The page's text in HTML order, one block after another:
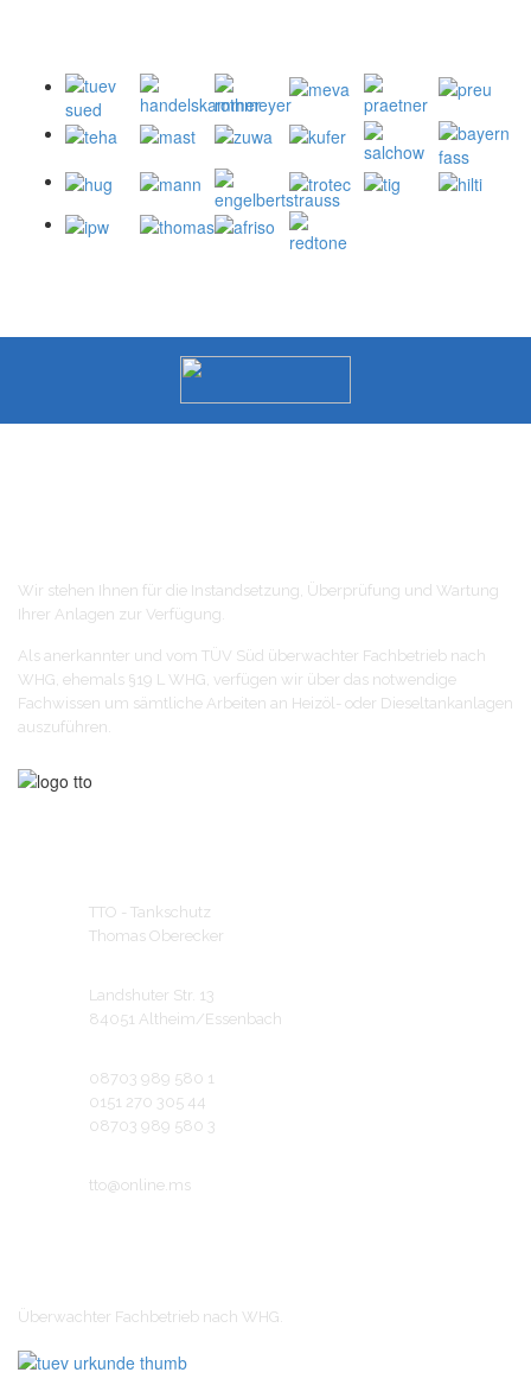
Wir stehen Ihnen für die Instandsetzung, Überprüfung und Wartung
Ihrer Anlagen zur Verfügung.
Als anerkannter und vom TÜV Süd überwachter Fachbetrieb nach
WHG, ehemals §19 L WHG, verfügen wir über das notwendige
Fachwissen um sämtliche Arbeiten an Heizöl- oder Dieseltankanlagen
auszuführen.
TTO - Tankschutz
Thomas Oberecker
Landshuter Str. 13
84051 Altheim/Essenbach
08703 989 580 1
0151 270 305 44
08703 989 580 3
tto@online.ms
Überwachter Fachbetrieb nach WHG.